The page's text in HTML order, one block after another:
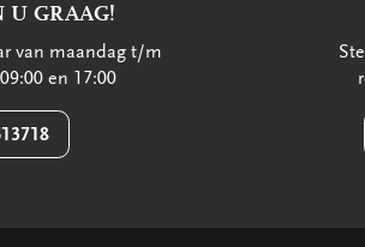
U GRAAG!
van maandag t/m
en 17:00